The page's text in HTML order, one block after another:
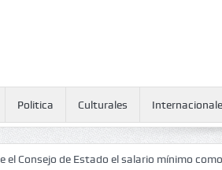
Politica Culturales
de Estado el salario mínimo como